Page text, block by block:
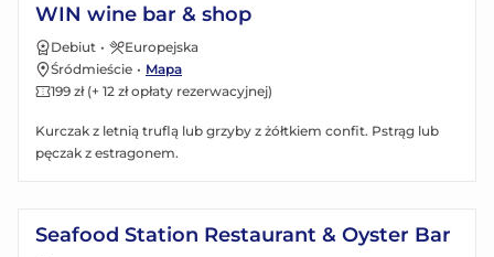
WIN wine bar & shop
Debiut •
Europejska
Śródmieście • Mapa
199 zł (+ 12 zł opłaty rezerwacyjnej)
Kurczak z letnią truflą lub grzyby z żółtkiem confit. Pstrąg lub
pęczak z estragonem.
Seafood Station Restaurant & Oyster Bar